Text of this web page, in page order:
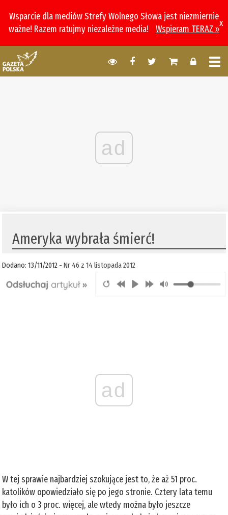
Wsparcie dla mediów Strefy Wolnego Słowa jest niezmiernie
ważne! Razem ratujmy niezależne media!
Wspieram TERAZ »
x
ad
Ameryka wybrała śmierć!
Dodano: 13/11/2012 -Nr 46 z 14 listopada 2012
ad
W tej sprawie najbardziej szokujące jest to, że aż 51 proc.
katolików opowiedziało się po jego stronie. Cztery lata temu
było ich o 3 proc. więcej, ale wtedy można było jeszcze